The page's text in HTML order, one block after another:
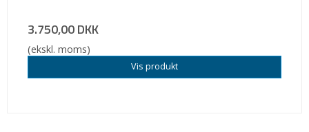
3.750,00 DKK
(ekskl. moms)
Vis produkt